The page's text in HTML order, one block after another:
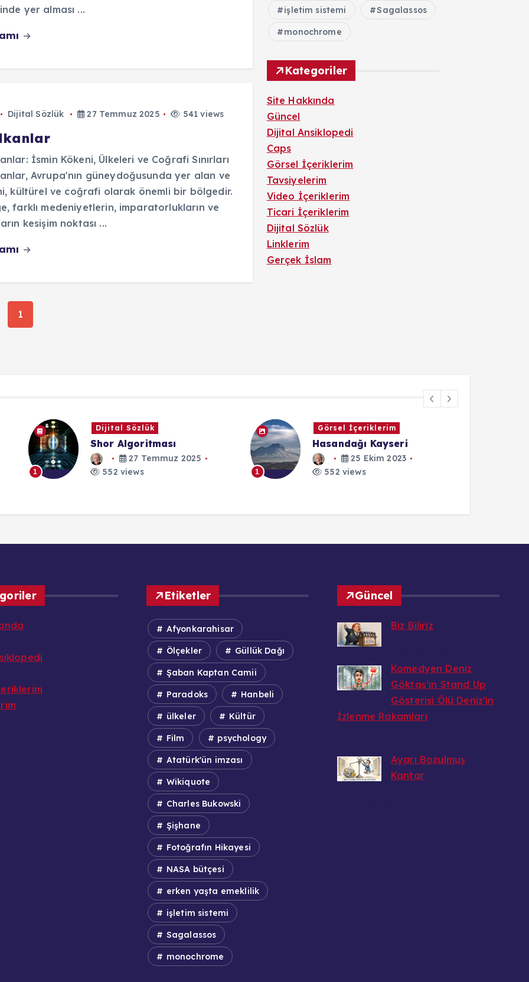
yer alması ...
Dijital Sözlük 27 Temmuz 2025 541 views
İsmin Kökeni, Ülkeleri ve Coğrafi Sınırları
Avrupa'nın güneydoğusunda yer alan ve
kültürel ve coğrafi olarak önemli bir bölgedir.
farklı medeniyetlerin, imparatorlukların ve
kesişim noktası ...
1
işletim sistemi Sagalassos
monochrome
Kategoriler
Site Hakkında
Güncel
Dijital Ansiklopedi
Caps
Görsel İçeriklerim
Tavsiyelerim
Video İçeriklerim
Ticari İçeriklerim
Dijital Sözlük
Linklerim
Gerçek İslam
1
Görsel İçeriklerim
Hasandağı Kayseri
25 Ekim 2023
552 views
1
Dijital Sözlük
Token
27 Temmuz 2025
552 views
Etiketler
Afyonkarahisar
Ölçekler Güllük Dağı
Şaban Kaptan Camii
Paradoks Hanbeli
ülkeler Kültür
Film psychology
Atatürk'ün imzası
Wikiquote
Charles Bukowski
Şişhane
Fotoğrafın Hikayesi
NASA bütçesi
erken yaşta emeklilik
işletim sistemi
Sagalassos
monochrome
Güncel
Biz Biliriz
Komedyen Deniz
Göktaş’ın Stand Up
Gösterisi Ölü Deniz’in
İzlenme Rakamları
Ayarı Bozulmuş
Kantar